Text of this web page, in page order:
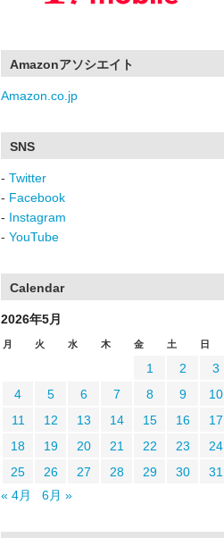
Amazonアソシエイト
Amazon.co.jp
SNS
- Twitter
- Facebook
- Instagram
- YouTube
Calendar
2026年5月
月 火 水 木 金 土 日
1 2
3
4
5 6 7 8 9
10
11
12 13 14 15 16
17
18
19 20 21 22 23
24
25
26 27 28 29 30
31
« 4月
6月 »